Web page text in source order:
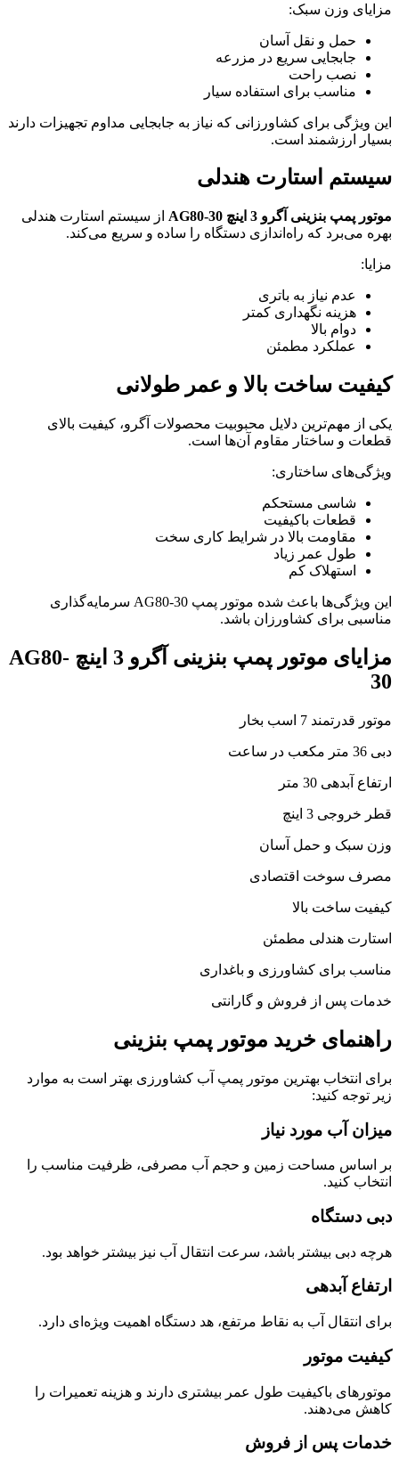
مزایای وزن سبک:
حمل و نقل آسان
جابجایی سریع در مزرعه
نصب راحت
مناسب برای استفاده سیار
این ویژگی برای کشاورزانی که نیاز به جابجایی مداوم تجهیزات دارند
بسیار ارزشمند است.
سیستم استارت هندلی
موتور پمپ بنزینی آگرو 3 اینچ AG80-30
از سیستم استارت هندلی
بهره می‌برد که راه‌اندازی دستگاه را ساده و سریع می‌کند.
مزایا:
عدم نیاز به باتری
هزینه نگهداری کمتر
دوام بالا
عملکرد مطمئن
کیفیت ساخت بالا و عمر طولانی
یکی از مهم‌ترین دلایل محبوبیت محصولات آگرو، کیفیت بالای
قطعات و ساختار مقاوم آن‌ها است.
ویژگی‌های ساختاری:
شاسی مستحکم
قطعات باکیفیت
مقاومت بالا در شرایط کاری سخت
طول عمر زیاد
استهلاک کم
این ویژگی‌ها باعث شده موتور پمپ AG80-30 سرمایه‌گذاری
مناسبی برای کشاورزان باشد.
مزایای
موتور پمپ بنزینی آگرو 3 اینچ AG80-
30
موتور قدرتمند 7 اسب بخار
دبی 36 متر مکعب در ساعت
ارتفاع آبدهی 30 متر
قطر خروجی 3 اینچ
وزن سبک و حمل آسان
مصرف سوخت اقتصادی
کیفیت ساخت بالا
استارت هندلی مطمئن
مناسب برای کشاورزی و باغداری
خدمات پس از فروش و گارانتی
راهنمای خرید موتور پمپ بنزینی
برای انتخاب بهترین موتور پمپ آب کشاورزی بهتر است به موارد
زیر توجه کنید:
میزان آب مورد نیاز
بر اساس مساحت زمین و حجم آب مصرفی، ظرفیت مناسب را
انتخاب کنید.
دبی دستگاه
هرچه دبی بیشتر باشد، سرعت انتقال آب نیز بیشتر خواهد بود.
ارتفاع آبدهی
برای انتقال آب به نقاط مرتفع، هد دستگاه اهمیت ویژه‌ای دارد.
کیفیت موتور
موتورهای باکیفیت طول عمر بیشتری دارند و هزینه تعمیرات را
کاهش می‌دهند.
خدمات پس از فروش